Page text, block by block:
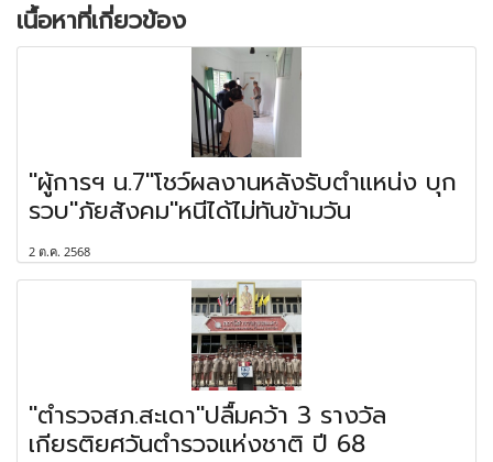
เนื้อหาที่เกี่ยวข้อง
"ผู้การฯ น.7"โชว์ผลงานหลังรับตำแหน่ง บุก
รวบ"ภัยสังคม"หนีได้ไม่ทันข้ามวัน
2 ต.ค. 2568
"ตำรวจสภ.สะเดา"ปลื้มคว้า 3 รางวัล
เกียรติยศวันตำรวจแห่งชาติ ปี 68